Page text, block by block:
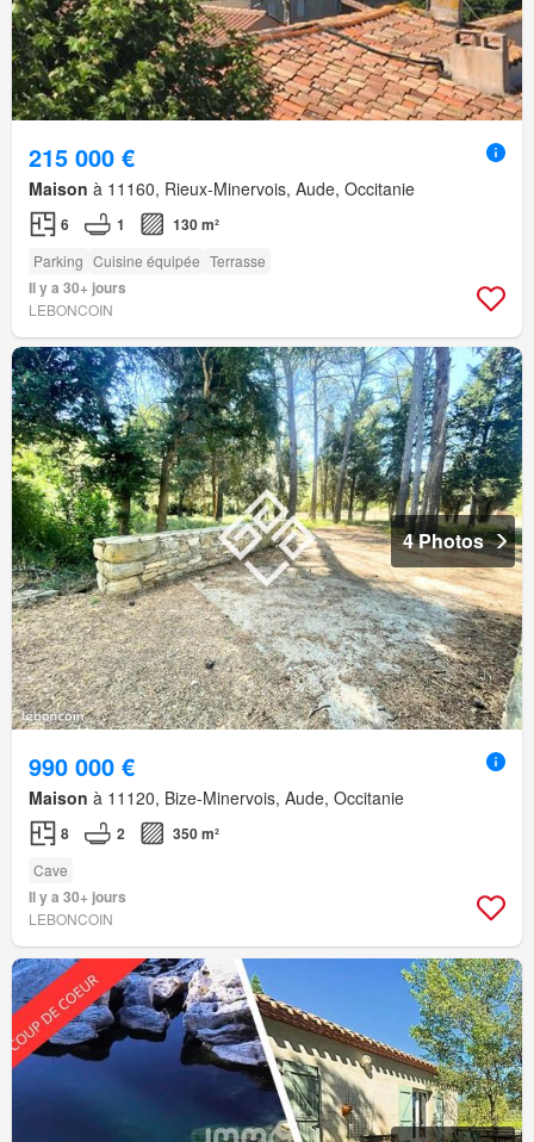
215 000 €
Maison à 11160, Rieux-Minervois, Aude, Occitanie
6 1 130 m²
Parking Cuisine équipée Terrasse
Il y a 30+ jours
LEBONCOIN
4 Photos
990 000 €
Maison à 11120, Bize-Minervois, Aude, Occitanie
8 2 350 m²
Cave
Il y a 30+ jours
LEBONCOIN